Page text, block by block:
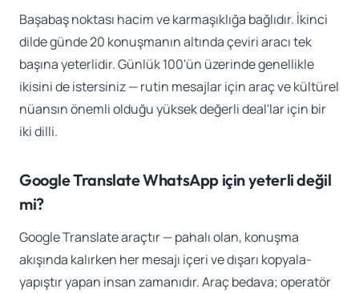
Başabaş noktası hacim ve karmaşıklığa bağlıdır. İkinci
dilde günde 20 konuşmanın altında çeviri aracı tek
başına yeterlidir. Günlük 100'ün üzerinde genellikle
ikisini de istersiniz — rutin mesajlar için araç ve kültürel
nüansın önemli olduğu yüksek değerli deal'lar için bir
iki dilli.
Google Translate WhatsApp için yeterli değil
mi?
Google Translate araçtır — pahalı olan, konuşma
akışında kalırken her mesajı içeri ve dışarı kopyala-
yapıştır yapan insan zamanıdır. Araç bedava; operatör